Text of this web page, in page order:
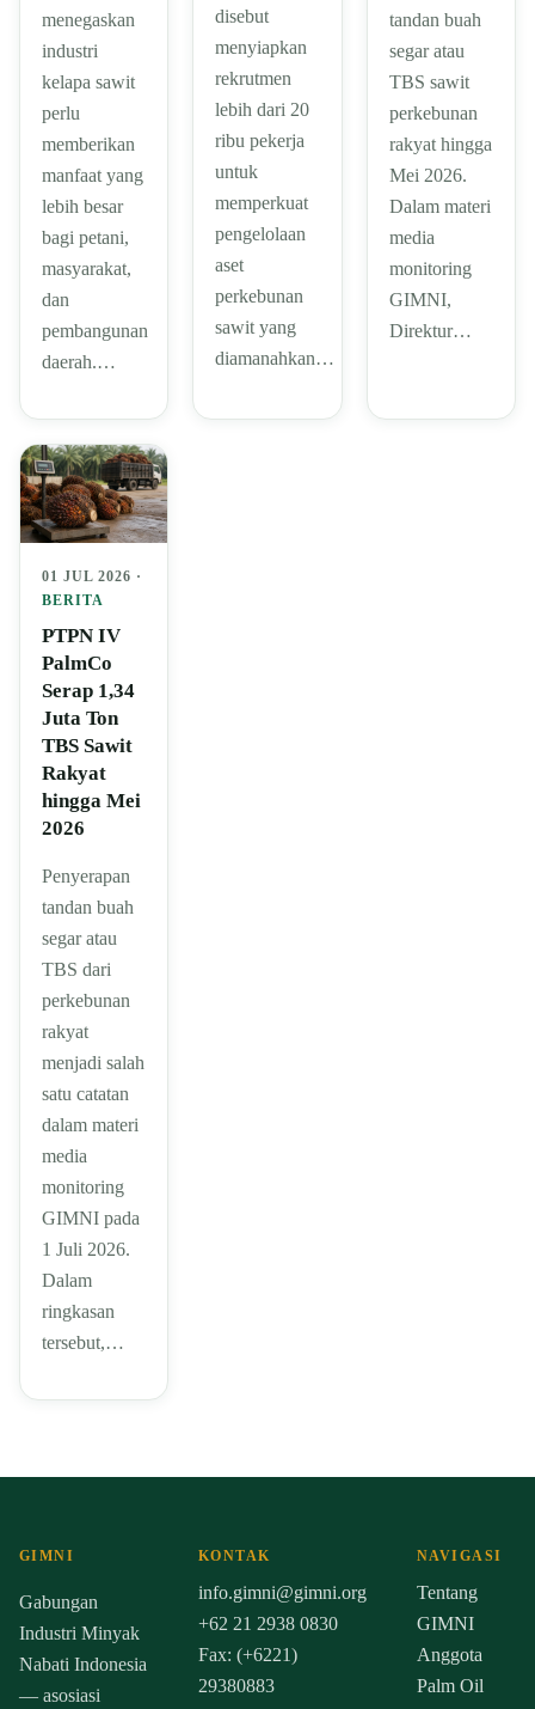
menegaskan
industri
kelapa sawit
perlu
memberikan
manfaat yang
lebih besar
bagi petani,
masyarakat,
dan
pembangunan
daerah.…
disebut
menyiapkan
rekrutmen
lebih dari 20
ribu pekerja
untuk
memperkuat
pengelolaan
aset
perkebunan
sawit yang
diamanahkan…
tandan buah
segar atau
TBS sawit
perkebunan
rakyat hingga
Mei 2026.
Dalam materi
media
monitoring
GIMNI,
Direktur…
01 JUL 2026 ·
BERITA
PTPN IV
PalmCo
Serap 1,34
Juta Ton
TBS Sawit
Rakyat
hingga Mei
2026
Penyerapan
tandan buah
segar atau
TBS dari
perkebunan
rakyat
menjadi salah
satu catatan
dalam materi
media
monitoring
GIMNI pada
1 Juli 2026.
Dalam
ringkasan
tersebut,…
GIMNI
Gabungan
Industri Minyak
Nabati Indonesia
— asosiasi
KONTAK
info.gimni@gimni.org
+62 21 2938 0830
Fax: (+6221)
29380883
NAVIGASI
Tentang
GIMNI
Anggota
Palm Oil